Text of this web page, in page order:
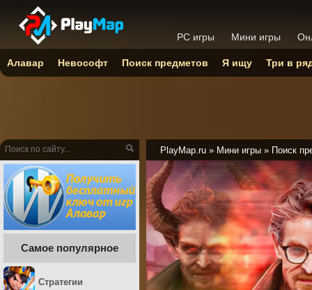
PlayMap.ru » Мини игры » Поиск
Самое популярное
Стратегии
PC игры Мини игры
Алавар Невософт Поиск предметов Я ищу Три в